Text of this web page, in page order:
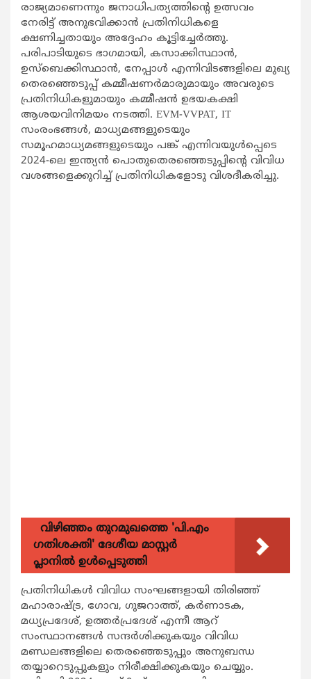
രാജ്യമാണെന്നും ജനാധിപത്യത്തിന്റെ ഉത്സവം
നേരിട്ട് അനുഭവിക്കാൻ പ്രതിനിധികളെ
ക്ഷണിച്ചതായും അദ്ദേഹം കൂട്ടിച്ചേർത്തു.
പരിപാടിയുടെ ഭാഗമായി, കസാക്കിസ്ഥാൻ,
ഉസ്ബെക്കിസ്ഥാൻ, നേപ്പാൾ എന്നിവിടങ്ങളിലെ മുഖ്യ
തെരഞ്ഞെടുപ്പ് കമ്മീഷണർമാരുമായും അവരുടെ
പ്രതിനിധികളുമായും കമ്മീഷൻ ഉഭയകക്ഷി
ആശയവിനിമയം നടത്തി. EVM-VVPAT, IT
സംരംഭങ്ങൾ, മാധ്യമങ്ങളുടെയും
സമൂഹമാധ്യമങ്ങളുടെയും പങ്ക് എന്നിവയുൾപ്പെടെ
2024-ലെ ഇന്ത്യൻ പൊതുതെരഞ്ഞെടുപ്പിന്റെ വിവിധ
വശങ്ങളെക്കുറിച്ച് പ്രതിനിധികളോടു വിശദീകരിച്ചു.
വിഴിഞ്ഞം തുറമുഖത്തെ 'പി.എം
ഗതിശക്തി' ദേശീയ മാസ്റ്റർ
പ്ലാനിൽ ഉൾപ്പെടുത്തി
പ്രതിനിധികൾ വിവിധ സംഘങ്ങളായി തിരിഞ്ഞ്
മഹാരാഷ്ട്ര, ഗോവ, ഗുജറാത്ത്, കർണാടക,
മധ്യപ്രദേശ്, ഉത്തർപ്രദേശ് എന്നീ ആറ്
സംസ്ഥാനങ്ങൾ സന്ദർശിക്കുകയും വിവിധ
മണ്ഡലങ്ങളിലെ തെരഞ്ഞെടുപ്പും അനുബന്ധ
തയ്യാറെടുപ്പുകളും നിരീക്ഷിക്കുകയും ചെയ്യും.